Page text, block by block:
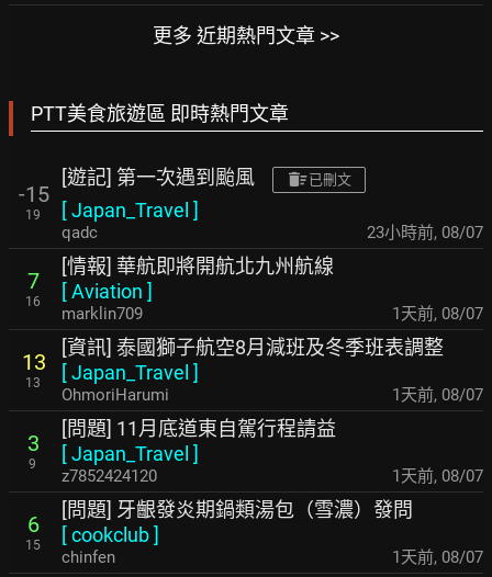
更多 近期熱門文章 >>
PTT美食旅遊區 即時熱門文章
-15
19
[遊記] 第一次遇到颱風 已刪文
[Japan_Travel ]
qadc 23小時前, 08/07
7
16
[情報] 華航即將開航北九州航線
[Aviation ]
marklin709 1天前, 08/07
13
13
[資訊] 泰國獅子航空8月減班及冬季班表調整
[Japan_Travel ]
OhmoriHarumi 1天前, 08/07
3
9
[問題] 11月底道東自駕行程請益
[Japan_Travel ]
z7852424120 1天前, 08/07
6
15
[問題] 牙齦發炎期鍋類湯包（雪濃）發問
[cookclub]
chinfen 1天前, 08/07